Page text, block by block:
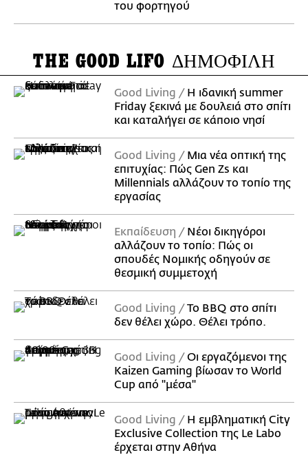
του φορτηγού
THE GOOD LIFO ΔΗΜΟΦΙΛΗ
Good Living
Η ιδανική summer
Friday ξεκινά με δουλειά στο σπίτι
και καταλήγει σε κάποιο νησί
Good Living
Μια νέα οπτική της
επιτυχίας: Πώς Gen Zs και
Millennials αλλάζουν το τοπίο της
εργασίας
Εκπαίδευση
Νέοι δικηγόροι
αλλάζουν το τοπίο: Πώς οι
σπουδές Νομικής οδηγούν σε
θεσμική συμμετοχή
Good Living
Το BBQ στο σπίτι
δεν θέλει χώρο. Θέλει τρόπο.
Good Living
Οι εργαζόμενοι της
Kaizen Gaming βίωσαν το World
Cup από "μέσα"
Good Living
Η εμβληματική City
Exclusive Collection της Le Labo
έρχεται στην Αθήνα